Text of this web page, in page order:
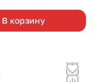
В корзину